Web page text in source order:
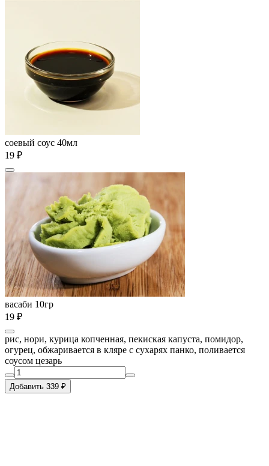
соевый соус 40мл
19 ₽
васаби 10гр
19 ₽
рис, нори, курица копченная, пекиская капуста, помидор,
огурец, обжаривается в кляре с сухарях панко, поливается
соусом цезарь
Добавить 339 ₽